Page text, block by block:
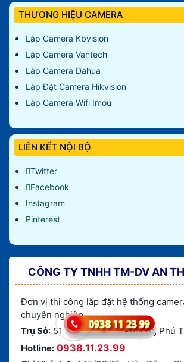
THƯƠNG HIỆU CAMERA
Lắp Camera Kbvision
Lắp Camera Vantech
Lắp Camera Dahua
Lắp Đặt Camera Hikvision
Lắp Camera Wifi Imou
LIÊN KẾT NỘI BỘ
Twitter
Facebook
Instagram
Pinterest
CÔNG TY TNHH TM-DV AN
Đơn vị thi công lắp đặt hệ thống
chuyên nghiệp
Trụ Sở: 51 Lũy Bán Bích, Phường Phú
Hotline: 0938.11.23.99